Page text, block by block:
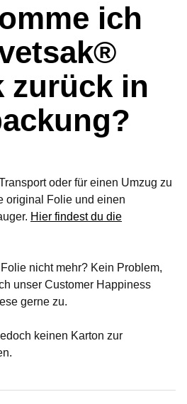
ich
zurück in
oder für einen Umzug zu
original Folie und einen
Hier findest du die
nicht mehr? Kein Problem,
unser Customer Happiness
gerne zu.
keinen Karton zur